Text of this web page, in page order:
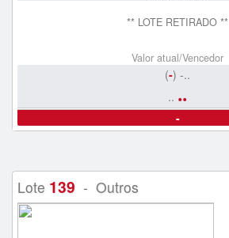
** LOTE RETIRADO **
Valor atual/Vencedor
(-) -..
.. ..
-
Lote 139 - Outros